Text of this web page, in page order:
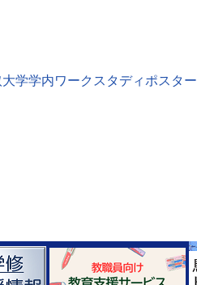
学学内ワークスタディポスター